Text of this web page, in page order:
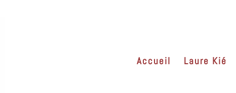
Accueil Laure Kié